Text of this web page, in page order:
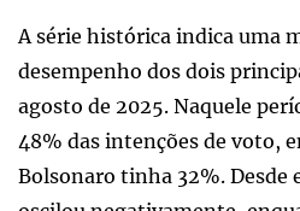
A série histórica indica uma
desempenho dos dois
agosto de 2025. Naquele
48% das intenções de voto,
Bolsonaro tinha 32%. Desde